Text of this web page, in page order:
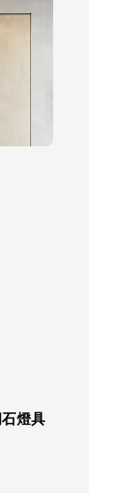
燈具